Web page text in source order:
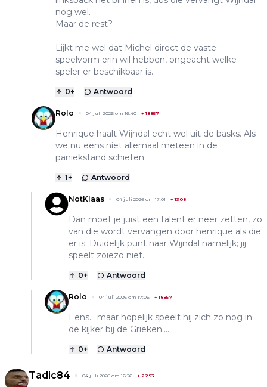
nog wel.
Maar de rest?
Lijkt me wel dat Michel direct de vaste
speelvorm erin wil hebben, ongeacht welke
speler er beschikbaar is.
0+ Antwoord
Rolo 04 juli 2026 om 16:40 +18857
Henrique haalt Wijndal echt wel uit de basks. Als
we nu eens niet allemaal meteen in de
paniekstand schieten.
1+ Antwoord
NotKlaas 04 juli 2026 om 17:01 +1308
Dan moet je juist een talent er neer zetten, zo
van die wordt vervangen door henrique als die
er is. Duidelijk punt naar Wijndal namelijk; jij
speelt zoiezo niet.
0+ Antwoord
Rolo 04 juli 2026 om 17:06 +18857
Eens... maar hopelijk speelt hij zich zo nog in
de kijker bij de Grieken....
0+ Antwoord
Tadic84 04 juli 2026 om 16:26 + 2293